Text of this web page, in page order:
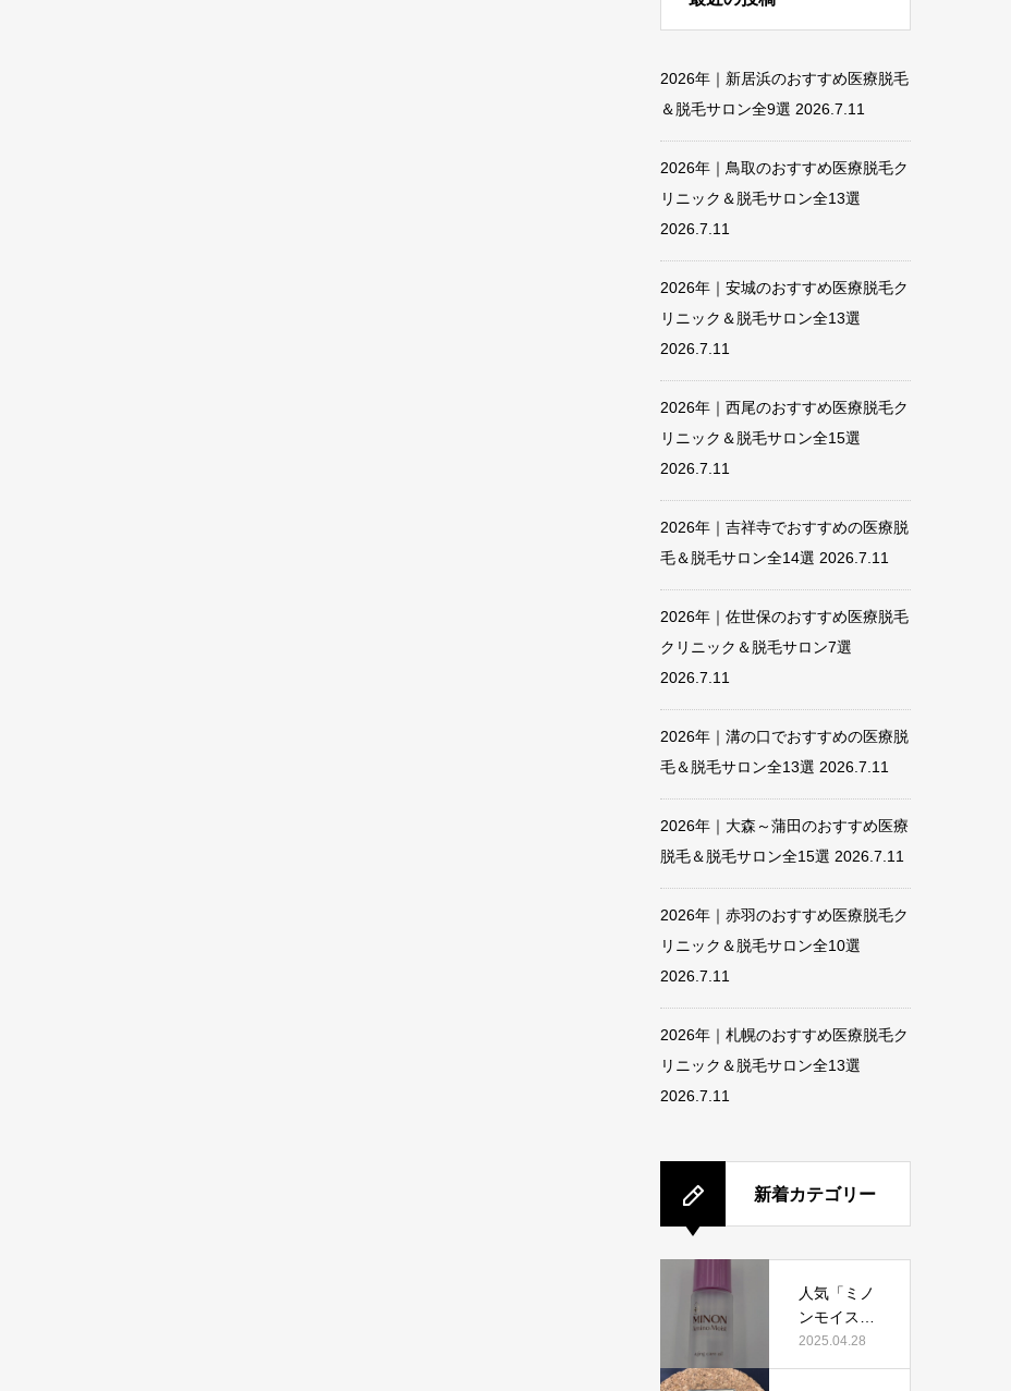
2026年｜新居浜のおすすめ医療脱毛
＆脱毛サロン全9選 2026.7.11
2026年｜鳥取のおすすめ医療脱毛ク
リニック＆脱毛サロン全13選
2026.7.11
2026年｜安城のおすすめ医療脱毛ク
リニック＆脱毛サロン全13選
2026.7.11
2026年｜西尾のおすすめ医療脱毛ク
リニック＆脱毛サロン全15選
2026.7.11
2026年｜吉祥寺でおすすめの医療脱
毛＆脱毛サロン全14選 2026.7.11
2026年｜佐世保のおすすめ医療脱毛
クリニック＆脱毛サロン7選
2026.7.11
2026年｜溝の口でおすすめの医療脱
毛＆脱毛サロン全13選 2026.7.11
2026年｜大森～蒲田のおすすめ医療
脱毛＆脱毛サロン全15選 2026.7.11
2026年｜赤羽のおすすめ医療脱毛ク
リニック＆脱毛サロン全10選
2026.7.11
2026年｜札幌のおすすめ医療脱毛ク
リニック＆脱毛サロン全13選
2026.7.11
新着カテゴリー
人気「ミノ
ンモイスト
エイジング
ケアオイ
2025.04.28